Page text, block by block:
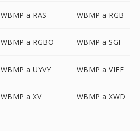
WBMP a RAS WBMP a RGB
WBMP a RGBO WBMP a SGI
WBMP a UYVY WBMP a VIFF
WBMP a XV WBMP a XWD